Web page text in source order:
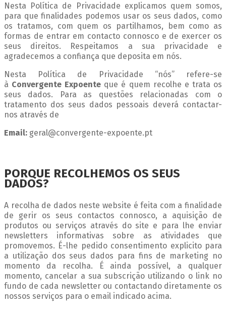
Nesta Política de Privacidade explicamos quem somos,
para que finalidades podemos usar os seus dados, como
os tratamos, com quem os partilhamos, bem como as
formas de entrar em contacto connosco e de exercer os
seus direitos. Respeitamos a sua privacidade e
agradecemos a confiança que deposita em nós.
Nesta Política de Privacidade “nós” refere-se
à Convergente Expoente que é quem recolhe e trata os
seus dados. Para as questões relacionadas com o
tratamento dos seus dados pessoais deverá contactar-
nos através de
Email: geral@convergente-expoente.pt
PORQUE RECOLHEMOS OS SEUS
DADOS?
A recolha de dados neste website é feita com a finalidade
de gerir os seus contactos connosco, a aquisição de
produtos ou serviços através do site e para lhe enviar
newsletters informativas sobre as atividades que
promovemos. É-lhe pedido consentimento explicito para
a utilização dos seus dados para fins de marketing no
momento da recolha. É ainda possível, a qualquer
momento, cancelar a sua subscrição utilizando o link no
fundo de cada newsletter ou contactando diretamente os
nossos serviços para o email indicado acima.